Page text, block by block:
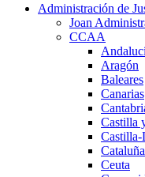
Administración de
Joan
CCAA
Aragón
Baleares
Canarias
Castilla
Castilla-
Cataluña
Ceuta